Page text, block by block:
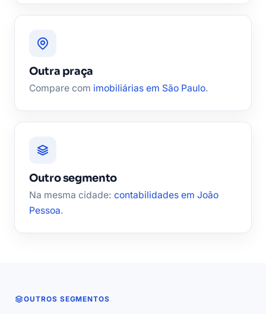
Outra praça
Compare com imobiliárias em São Paulo.
Outro segmento
Na mesma cidade: contabilidades em João
Pessoa.
OUTROS SEGMENTOS